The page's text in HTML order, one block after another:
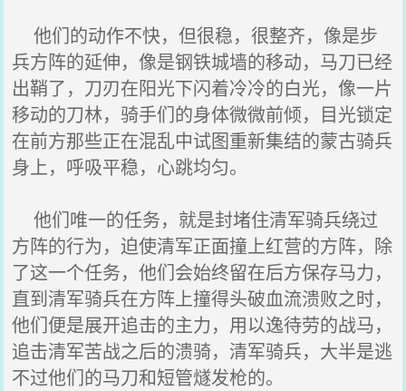
他们的动作不快，但很稳，很整齐，像是步
兵方阵的延伸，像是钢铁城墙的移动，马刀已经
出鞘了，刀刃在阳光下闪着冷冷的白光，像一片
移动的刀林，骑手们的身体微微前倾，目光锁定
在前方那些正在混乱中试图重新集结的蒙古骑兵
身上，呼吸平稳，心跳均匀。
他们唯一的任务，就是封堵住清军骑兵绕过
方阵的行为，迫使清军正面撞上红营的方阵，除
了这一个任务，他们会始终留在后方保存马力，
直到清军骑兵在方阵上撞得头破血流溃败之时，
他们便是展开追击的主力，用以逸待劳的战马，
追击清军苦战之后的溃骑，清军骑兵，大半是逃
不过他们的马刀和短管燧发枪的。